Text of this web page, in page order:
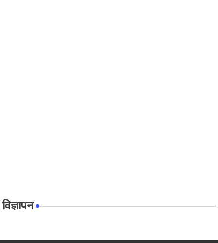
विज्ञापन